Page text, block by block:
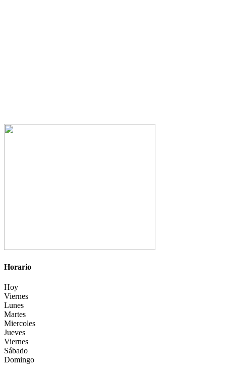
Horario
Hoy
Viernes
Lunes
Martes
Miercoles
Jueves
Viernes
Sábado
Domingo